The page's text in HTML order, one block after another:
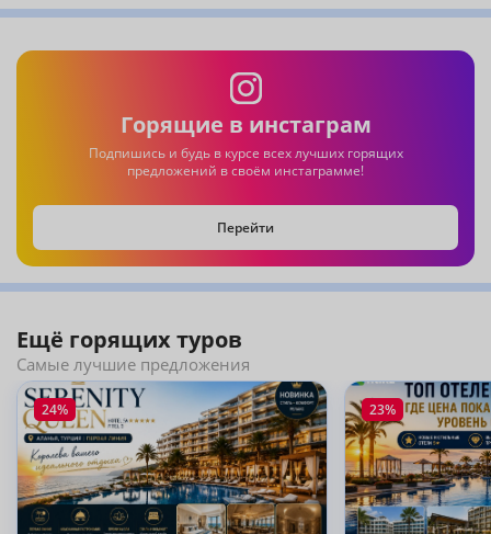
Горящие в инстаграм
Подпишись и будь в курсе всех лучших горящих
предложений в своём инстаграмме!
Перейти
Ещё горящих туров
Самые лучшие предложения
24% 23%